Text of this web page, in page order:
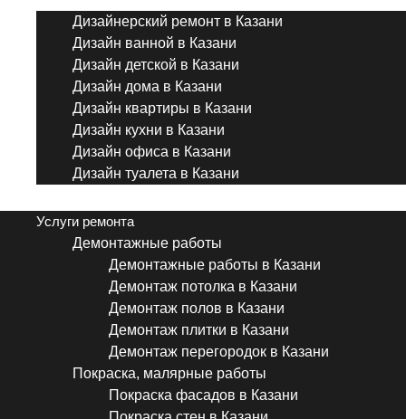
Дизайнерский ремонт в Казани
Дизайн ванной в Казани
Дизайн детской в Казани
Дизайн дома в Казани
Дизайн квартиры в Казани
Дизайн кухни в Казани
Дизайн офиса в Казани
Дизайн туалета в Казани
Услуги ремонта
Демонтажные работы
Демонтажные работы в Казани
Демонтаж потолка в Казани
Демонтаж полов в Казани
Демонтаж плитки в Казани
Демонтаж перегородок в Казани
Покраска, малярные работы
Покраска фасадов в Казани